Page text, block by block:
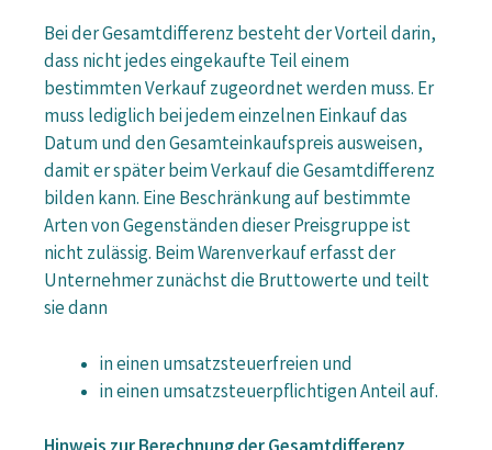
Bei der Gesamtdifferenz besteht der Vorteil darin,
dass nicht jedes eingekaufte Teil einem
bestimmten Verkauf zugeordnet werden muss. Er
muss lediglich bei jedem einzelnen Einkauf das
Datum und den Gesamteinkaufspreis ausweisen,
damit er später beim Verkauf die Gesamtdifferenz
bilden kann. Eine Beschränkung auf bestimmte
Arten von Gegenständen dieser Preisgruppe ist
nicht zulässig. Beim Warenverkauf erfasst der
Unternehmer zunächst die Bruttowerte und teilt
sie dann
in einen umsatzsteuerfreien und
in einen umsatzsteuerpflichtigen Anteil auf.